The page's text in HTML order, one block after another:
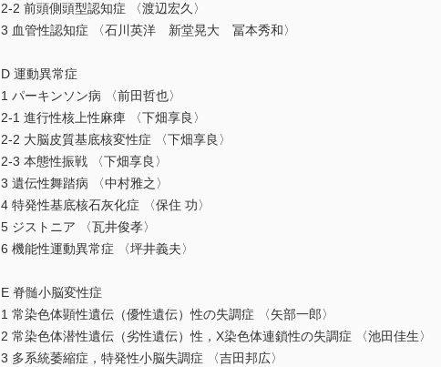
2-2 前頭側頭型認知症 〈渡辺宏久〉
3 血管性認知症 〈石川英洋 新堂晃大 冨本秀和〉
D 運動異常症
1 パーキンソン病 〈前田哲也〉
2-1 進行性核上性麻痺 〈下畑享良〉
2-2 大脳皮質基底核変性症 〈下畑享良〉
2-3 本態性振戦 〈下畑享良〉
3 遺伝性舞踏病 〈中村雅之〉
4 特発性基底核石灰化症 〈保住 功〉
5 ジストニア 〈瓦井俊孝〉
6 機能性運動異常症 〈坪井義夫〉
E 脊髄小脳変性症
1 常染色体顕性遺伝（優性遺伝）性の失調症 〈矢部一郎〉
2 常染色体潜性遺伝（劣性遺伝）性，X染色体連鎖性の失調症 〈池田佳生〉
3 多系統萎縮症，特発性小脳失調症 〈吉田邦広〉